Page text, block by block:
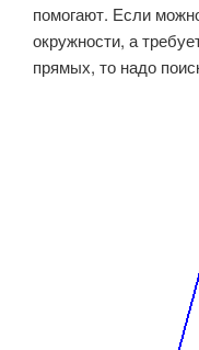
помогают. Если
окружности, а
прямых, то надо